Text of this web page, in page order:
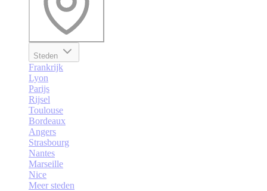
Steden
Frankrijk
Lyon
Parijs
Rijsel
Toulouse
Bordeaux
Angers
Strasbourg
Nantes
Marseille
Nice
Meer steden